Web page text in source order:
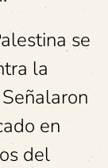
se
la
en
del